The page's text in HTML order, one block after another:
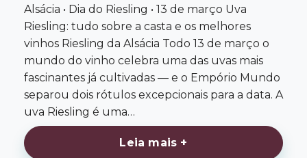
Alsácia • Dia do Riesling • 13 de março Uva
Riesling: tudo sobre a casta e os melhores
vinhos Riesling da Alsácia Todo 13 de março o
mundo do vinho celebra uma das uvas mais
fascinantes já cultivadas — e o Empório Mundo
separou dois rótulos excepcionais para a data. A
uva Riesling é uma…
Leia mais +